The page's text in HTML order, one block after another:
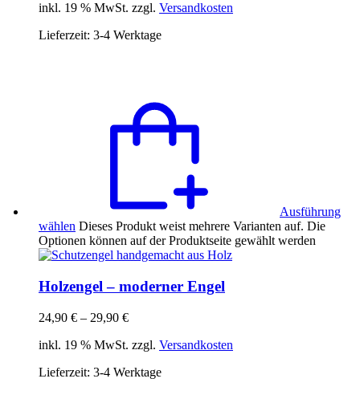
inkl. 19 % MwSt. zzgl. Versandkosten
Lieferzeit: 3-4 Werktage
Ausführung
wählen Dieses Produkt weist mehrere Varianten auf. Die
Optionen können auf der Produktseite gewählt werden
Holzengel – moderner Engel
24,90 € – 29,90 €
inkl. 19 % MwSt. zzgl. Versandkosten
Lieferzeit: 3-4 Werktage